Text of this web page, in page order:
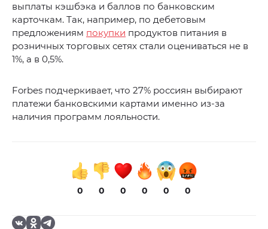
выплаты кэшбэка и баллов по банковским
карточкам. Так, например, по дебетовым
предложениям покупки продуктов питания в
розничных торговых сетях стали оцениваться не в
1%, а в 0,5%.
Forbes подчеркивает, что 27% россиян выбирают
платежи банковскими картами именно из-за
наличия программ лояльности.
0 0 0 0 0 0